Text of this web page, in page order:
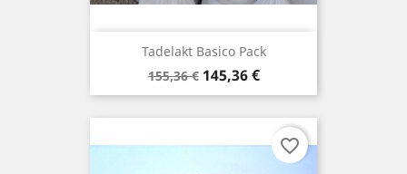
Tadelakt Basico Pack
Prix
de
155,36 € Prix
145,36 €
favorite_border